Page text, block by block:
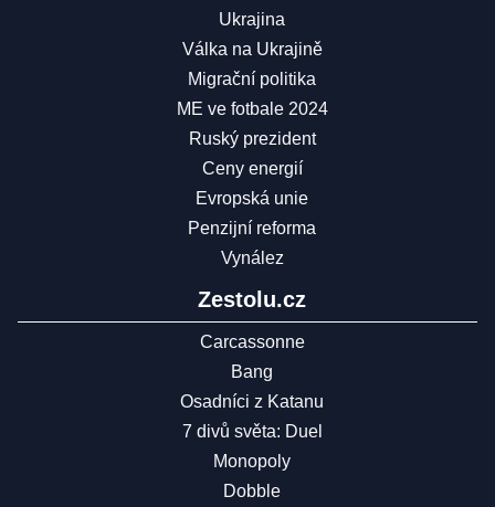
Ukrajina
Válka na Ukrajině
Migrační politika
ME ve fotbale 2024
Ruský prezident
Ceny energií
Evropská unie
Penzijní reforma
Vynález
Zestolu.cz
Carcassonne
Bang
Osadníci z Katanu
7 divů světa: Duel
Monopoly
Dobble